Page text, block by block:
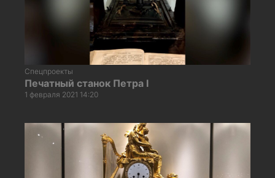
Спецпроекты
Печатный станок Петра I
1 февраля 2021 14:20